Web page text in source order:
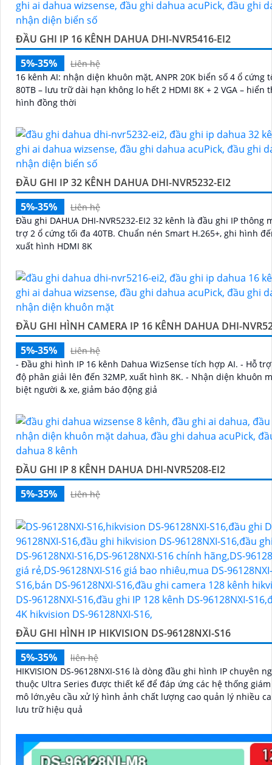
ĐẦU GHI IP 16 KÊNH DAHUA DHI-NVR5416-EI2
5%-35%
Liên hệ
16 kênh AI: nhận diện khuôn mặt, ANPR 20K biển số 4 ổ cứng
80TB – lưu trữ dài hạn không lo hết 2 HDMI 8K + 2 VGA – hiển
hình đồng thời
ĐẦU GHI IP 32 KÊNH DAHUA DHI-NVR5232-EI2
5%-35%
Liên hệ
Đầu ghi DAHUA DHI-NVR5232-EI2 32 kênh là đầu ghi IP thông
trợ 2 ổ cứng tối đa 40TB. Chuẩn nén Smart H.265+, ghi hình
xuất hình HDMI 8K
ĐẦU GHI HÌNH CAMERA IP 16 KÊNH DAHUA DHI-
5%-35%
Liên hệ
- Đầu ghi hình IP 16 kênh Dahua WizSense tích hợp AI. - Hỗ
độ phân giải lên đến 32MP, xuất hình 8K. - Nhận diện khuôn
biệt người & xe, giảm báo động giả
ĐẦU GHI IP 8 KÊNH DAHUA DHI-NVR5208-EI2
5%-35%
Liên hệ
ĐẦU GHI HÌNH IP HIKVISION DS-96128NXI-S16
5%-35%
liên hệ
HIKVISION DS‑96128NXI‑S16 là dòng đầu ghi hình IP chuyên
thuộc Ultra Series được thiết kế để đáp ứng các hệ thống
mô lớn,yêu cầu xử lý hình ảnh chất lượng cao quản lý nhiều
lưu trữ hiệu quả